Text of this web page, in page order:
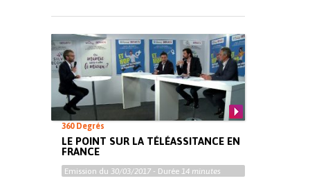
360 Degrés
LE POINT SUR LA TÉLÉASSITANCE EN
FRANCE
Emission du 30/03/2017 - Durée 14 minutes